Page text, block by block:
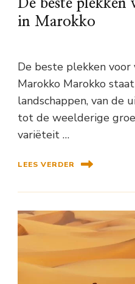
De beste plekken
in Marokko
De beste plekken
Marokko Marokko
landschappen, van de
tot de weelderige
variëteit …
LEES VERDER